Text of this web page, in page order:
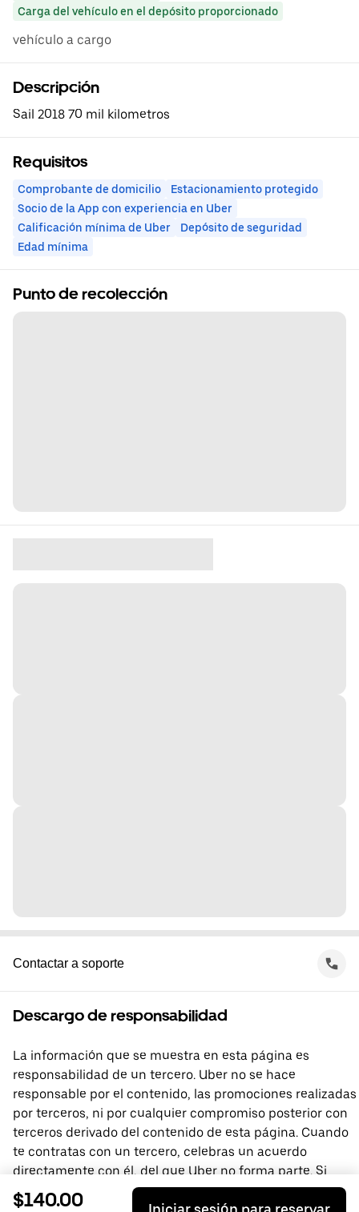
Carga del vehículo en el depósito proporcionado
vehículo a cargo
Descripción
Sail 2018 70 mil kilometros
Requisitos
Comprobante de domicilio
Estacionamiento protegido
Socio de la App con experiencia en Uber
Calificación mínima de Uber
Depósito de seguridad
Edad mínima
Punto de recolección
Contactar a soporte
Descargo de responsabilidad
La información que se muestra en esta página es
responsabilidad de un tercero. Uber no se hace
responsable por el contenido, las promociones realizadas
por terceros, ni por cualquier compromiso posterior con
terceros derivado del contenido de esta página. Cuando
te contratas con un tercero, celebras un acuerdo
directamente con él, del que Uber no forma parte. Si
tienes preguntas, comunícate directamente con el
$140.00